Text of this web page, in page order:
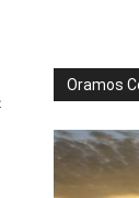
Oramos